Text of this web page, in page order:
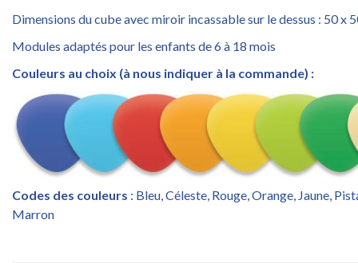
Dimensions du cube avec miroir incassable sur le dessus : 50 x
Modules adaptés pour les enfants de 6 à 18 mois
Couleurs au choix (à nous indiquer à la commande) :
Codes des couleurs : Bleu, Céleste, Rouge, Orange, Jaune,
Marron